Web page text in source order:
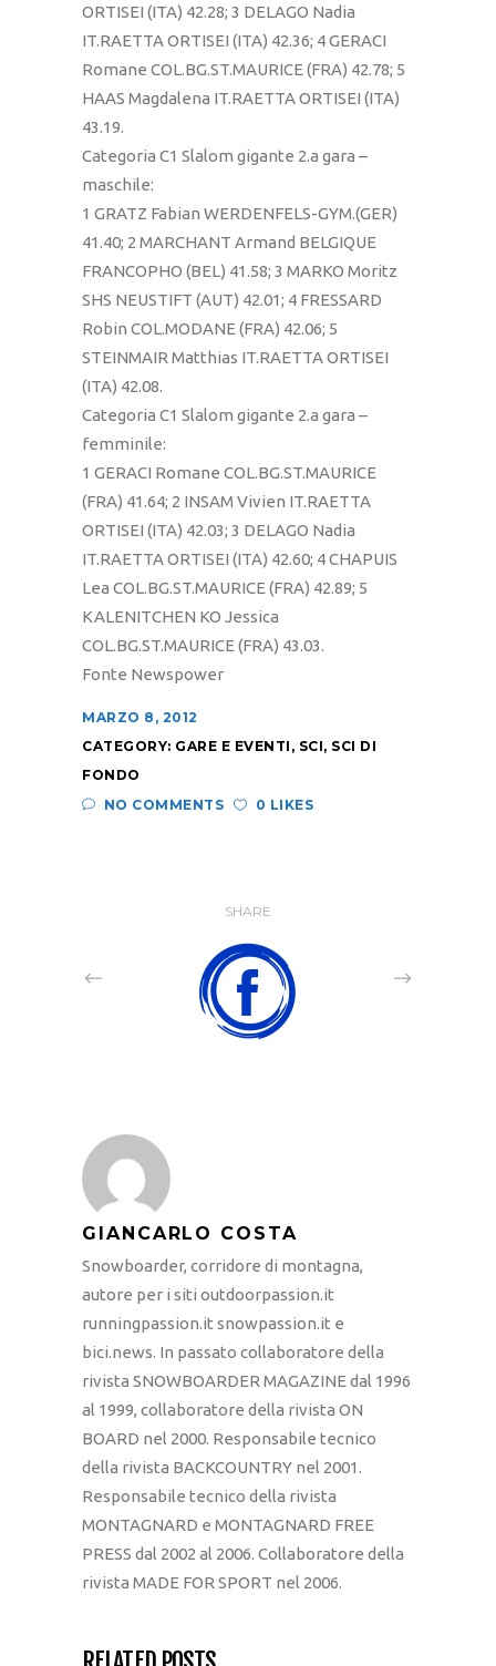
ORTISEI (ITA) 42.28; 3 DELAGO Nadia
IT.RAETTA ORTISEI (ITA) 42.36; 4 GERACI
Romane COL.BG.ST.MAURICE (FRA) 42.78; 5
HAAS Magdalena IT.RAETTA ORTISEI (ITA)
43.19.
Categoria C1 Slalom gigante 2.a gara –
maschile:
1 GRATZ Fabian WERDENFELS-GYM.(GER)
41.40; 2 MARCHANT Armand BELGIQUE
FRANCOPHO (BEL) 41.58; 3 MARKO Moritz
SHS NEUSTIFT (AUT) 42.01; 4 FRESSARD
Robin COL.MODANE (FRA) 42.06; 5
STEINMAIR Matthias IT.RAETTA ORTISEI
(ITA) 42.08.
Categoria C1 Slalom gigante 2.a gara –
femminile:
1 GERACI Romane COL.BG.ST.MAURICE
(FRA) 41.64; 2 INSAM Vivien IT.RAETTA
ORTISEI (ITA) 42.03; 3 DELAGO Nadia
IT.RAETTA ORTISEI (ITA) 42.60; 4 CHAPUIS
Lea COL.BG.ST.MAURICE (FRA) 42.89; 5
KALENITCHEN KO Jessica
COL.BG.ST.MAURICE (FRA) 43.03.
Fonte Newspower
MARZO 8, 2012
CATEGORY: GARE E EVENTI , SCI, SCI DI
FONDO
NO COMMENTS
0 LIKES
SHARE
GIANCARLO COSTA
Snowboarder, corridore di montagna,
autore per i siti outdoorpassion.it
runningpassion.it snowpassion.it e
bici.news. In passato collaboratore della
rivista SNOWBOARDER MAGAZINE dal 1996
al 1999, collaboratore della rivista ON
BOARD nel 2000. Responsabile tecnico
della rivista BACKCOUNTRY nel 2001.
Responsabile tecnico della rivista
MONTAGNARD e MONTAGNARD FREE
PRESS dal 2002 al 2006. Collaboratore della
rivista MADE FOR SPORT nel 2006.